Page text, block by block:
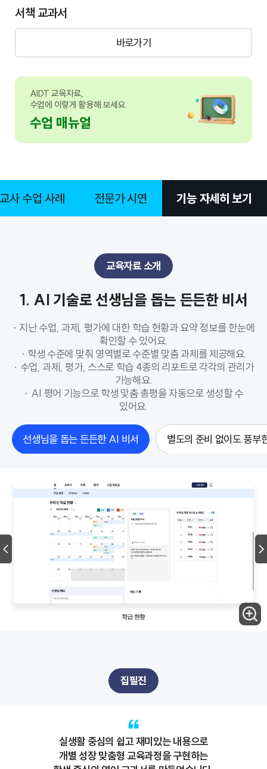
서책 교과서
바로가기
AIDT 교육자료,
수업에 이렇게 활용해 보세요.
수업 매뉴얼
교사 수업 사례 전문가 시연 기능 자세히 보기
교육자료 소개
1. AI 기술로 선생님을 돕는 든든한 비서
· 지난 수업, 과제, 평가에 대한 학습 현황과 요약 정보를 한눈에
확인할 수 있어요.
· 학생 수준에 맞춰 영역별로 수준별 맞춤 과제를 제공해요.
· 수업, 과제, 평가, 스스로 학습 4종의 리포트로 각각의 관리가
가능해요.
· AI 평어 기능으로 학생 맞춤 총평을 자동으로 생성할 수
있어요.
선생님을 돕는 든든한 AI 비서 별도의 준비 없이도 풍부
집필진
실생활 중심의 쉽고 재미있는 내용으로
개별 성장 맞춤형 교육과정을 구현하는